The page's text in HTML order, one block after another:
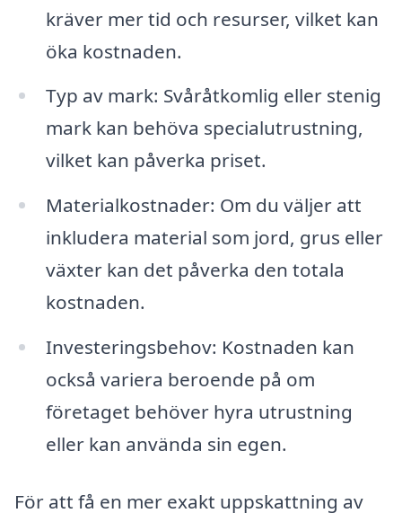
kräver mer tid och resurser, vilket kan
öka kostnaden.
Typ av mark: Svåråtkomlig eller stenig
mark kan behöva specialutrustning,
vilket kan påverka priset.
Materialkostnader: Om du väljer att
inkludera material som jord, grus eller
växter kan det påverka den totala
kostnaden.
Investeringsbehov: Kostnaden kan
också variera beroende på om
företaget behöver hyra utrustning
eller kan använda sin egen.
För att få en mer exakt uppskattning av